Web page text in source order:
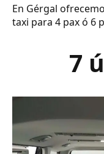
En Gérgal
taxi para 4 pax ó 6
7